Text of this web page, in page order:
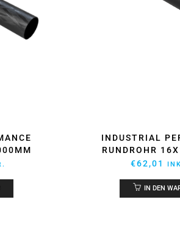
INDUSTRIAL
RUNDROHR
€62,01
IN DEN